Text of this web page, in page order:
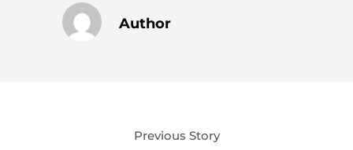
Author
Previous Story